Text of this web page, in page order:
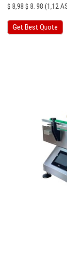
$ 8,98 $ 8. 98 (1,12
Get Best Quote